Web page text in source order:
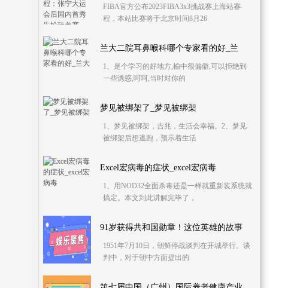
FIBA官方公布2023FIBA3x3挑战赛上海站赛
程，本站比赛将于北京时间8月26
兰大二院耳鼻喉科哪个专家看的好_兰
1、是个学习的好地方,榆中很偏僻,可以拒绝到
一些诱惑,呵呵,当时对你的
梦见被绑架了_梦见被绑架
1、梦见被绑架，吉兆，生活会幸福。2、梦见
被绑架后想逃跑，预示着生活
Excel宏病毒的症状_excel宏病毒
1、用NOD32全面杀毒还是一样就重新装系统就
搞定。本文到此讲解完毕了，
91岁获得共和国勋章！这位英雄的故事
1951年7月10日，朝鲜停战谈判在开城举行。谈
判中，对于朝中方面提出的